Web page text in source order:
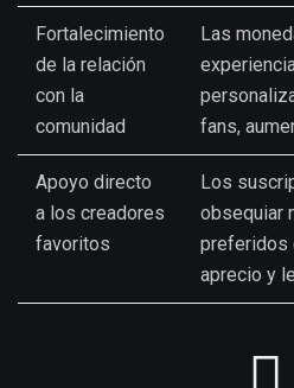
Fortalecimiento
de la relación
con la
comunidad
Las
fans,
Apoyo directo
a los creadores
favoritos
Los
obsequiar
preferidos
aprecio y